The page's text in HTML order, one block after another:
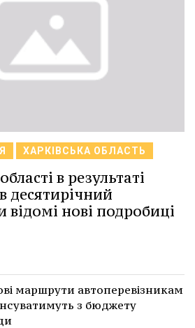
ХАРКІВСЬКА ОБЛАСТЬ
в результаті
десятирічний
відомі нові подробиці
маршрути автоперевізникам
з бюджету